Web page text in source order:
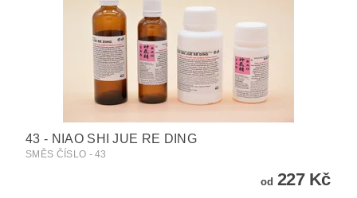
43 - NIAO SHI JUE RE DING
SMĚS ČÍSLO - 43
od 227 Kč